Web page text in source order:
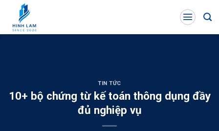
content
TIN TỨC
10+ bộ chứng từ kế toán thông dụng đầy
đủ nghiệp vụ